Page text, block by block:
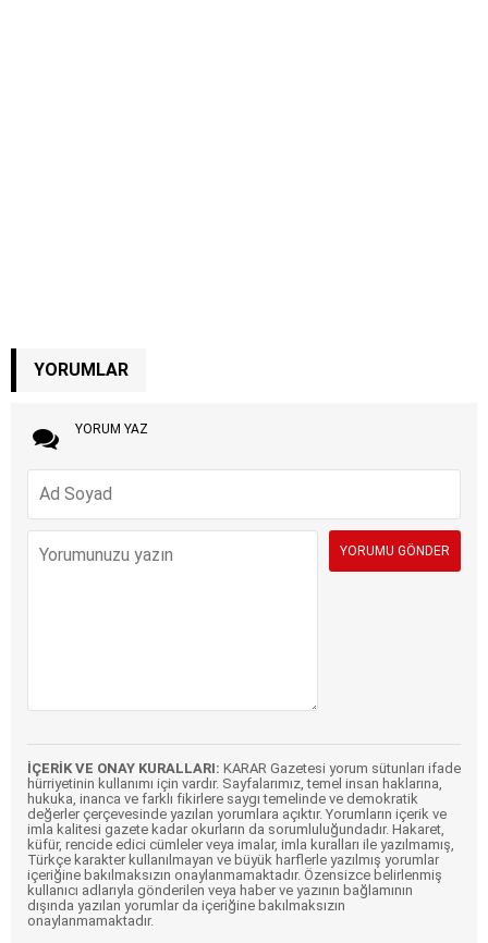
YORUMLAR
YORUM YAZ
İÇERİK VE ONAY KURALLARI: KARAR Gazetesi yorum sütunları ifade
hürriyetinin kullanımı için vardır. Sayfalarımız, temel insan haklarına,
hukuka, inanca ve farklı fikirlere saygı temelinde ve demokratik
değerler çerçevesinde yazılan yorumlara açıktır. Yorumların içerik ve
imla kalitesi gazete kadar okurların da sorumluluğundadır. Hakaret,
küfür, rencide edici cümleler veya imalar, imla kuralları ile yazılmamış,
Türkçe karakter kullanılmayan ve büyük harflerle yazılmış yorumlar
içeriğine bakılmaksızın onaylanmamaktadır. Özensizce belirlenmiş
kullanıcı adlarıyla gönderilen veya haber ve yazının bağlamının
dışında yazılan yorumlar da içeriğine bakılmaksızın
onaylanmamaktadır.